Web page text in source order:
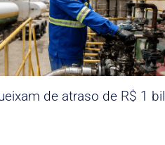
de atraso de R$ 1